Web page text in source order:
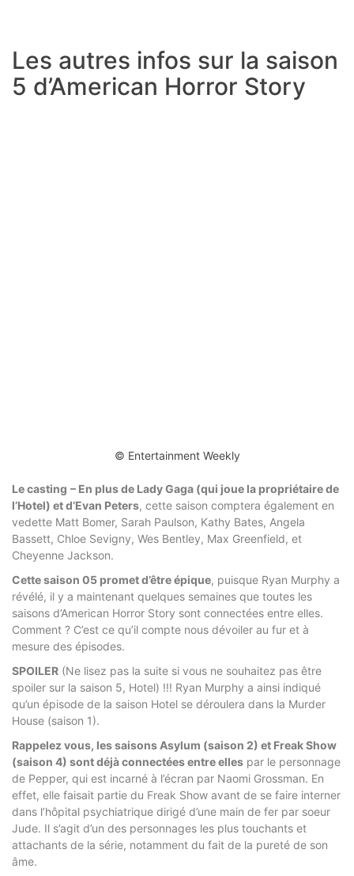
Les autres infos sur la saison
5 d’American Horror Story
© Entertainment Weekly
Le casting – En plus de Lady Gaga (qui joue la propriétaire de
l’Hotel) et d’Evan Peters, cette saison comptera également en
vedette Matt Bomer, Sarah Paulson, Kathy Bates, Angela
Bassett, Chloe Sevigny, Wes Bentley, Max Greenfield, et
Cheyenne Jackson.
Cette saison 05 promet d’être épique, puisque Ryan Murphy a
révélé, il y a maintenant quelques semaines que toutes les
saisons d’American Horror Story sont connectées entre elles.
Comment ? C’est ce qu’il compte nous dévoiler au fur et à
mesure des épisodes.
SPOILER (Ne lisez pas la suite si vous ne souhaitez pas être
spoiler sur la saison 5, Hotel) !!! Ryan Murphy a ainsi indiqué
qu’un épisode de la saison Hotel se déroulera dans la Murder
House (saison 1).
Rappelez vous, les saisons Asylum (saison 2) et Freak Show
(saison 4) sont déjà connectées entre elles par le personnage
de Pepper, qui est incarné à l’écran par Naomi Grossman. En
effet, elle faisait partie du Freak Show avant de se faire interner
dans l’hôpital psychiatrique dirigé d’une main de fer par soeur
Jude. Il s’agit d’un des personnages les plus touchants et
attachants de la série, notamment du fait de la pureté de son
âme.